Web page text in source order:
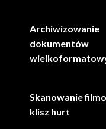
Archiwizowanie
dokumentów
Skanowanie
klisz hurt